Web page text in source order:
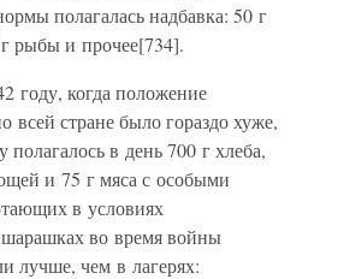
полагалась надбавка: 50 г
рыбы и прочее[734].
году, когда положение
всей стране было гораздо хуже,
в день 700 г хлеба,
и 75 г мяса с особыми
в условиях
во время войны
лучше, чем в лагерях: